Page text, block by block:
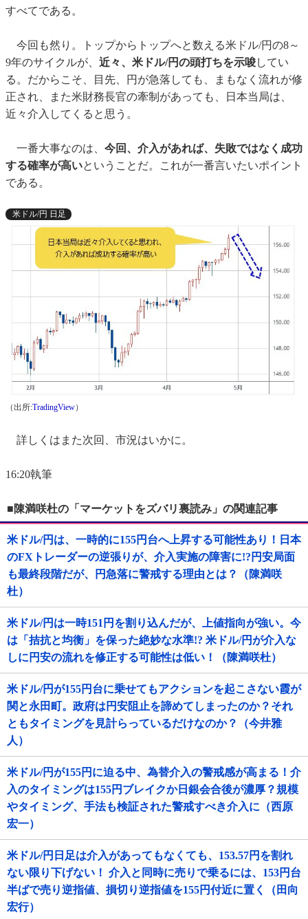
すべてである。
今回も然り。トップからトップへと数える米ドル/円の8～
9年のサイクルが、 近々、米ドル/円の頭打ちを示唆してい
る。だからこそ、目先、円が急落しても、まもなく流れが修
正され、また米財務長官の牽制があっても、日本当局は、
近々介入してくると思う。
一番大事なのは、 今回、介入があれば、失敗ではなく成功
する確率が高いということだ。これが一番言いたいポイント
である。
米ドル/円 日足
（出所:TradingView）
詳しくはまた次回、市況はいかに。
16:20執筆
■陳満咲杜の「マーケットをズバリ裏読み」の関連記事
米ドル/円は、一時的に155円台へ上昇する可能性あり！日本
のFXトレーダーの逆張りが、介入実施の障害に!?円安局面
も最終段階だが、円急落に警戒する理由とは？（陳満咲
杜）
米ドル/円は一時151円を割り込んだが、上値指向が強い。今
は「拮抗と均衡」を保った絶妙な水準!? 米ドル/円が介入な
しに円安の流れを修正する可能性は低い！（陳満咲杜）
米ドル/円が155円台に乗せてもアクションを起こさない霞が
関と永田町。政府は円安阻止を諦めてしまったのか？それ
ともタイミングを見計らっているだけなのか？（今井雅
人）
米ドル/円が155円に迫る中、為替介入の警戒感が高まる！介
入のタイミングは155円ブレイクか日銀会合後が濃厚？規模
やタイミング、手法も検証された警戒すべき介入に（西原
宏一）
米ドル/円日足は介入があってもなくても、153.57円を割れ
ない限り下げない！ 介入と同時に売りで乗るには、153円台
半ばで売り逆指値、損切り逆指値を155円付近に置く（田向
宏行）